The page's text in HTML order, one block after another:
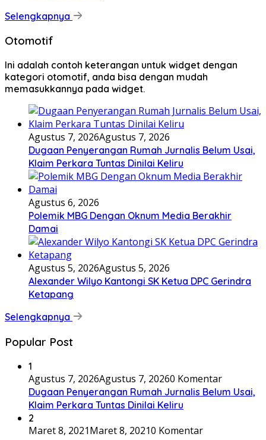
Selengkapnya
Otomotif
Ini adalah contoh keterangan untuk widget dengan
kategori otomotif, anda bisa dengan mudah
memasukkannya pada widget.
Agustus 7, 2026Agustus 7, 2026
Dugaan Penyerangan Rumah Jurnalis Belum Usai,
Klaim Perkara Tuntas Dinilai Keliru
Agustus 6, 2026
Polemik MBG Dengan Oknum Media Berakhir
Damai
Agustus 5, 2026Agustus 5, 2026
Alexander Wilyo Kantongi SK Ketua DPC Gerindra
Ketapang
Selengkapnya
Popular Post
1
Agustus 7, 2026Agustus 7, 20260 Komentar
Dugaan Penyerangan Rumah Jurnalis Belum Usai,
Klaim Perkara Tuntas Dinilai Keliru
2
Maret 8, 2021Maret 8, 20210 Komentar